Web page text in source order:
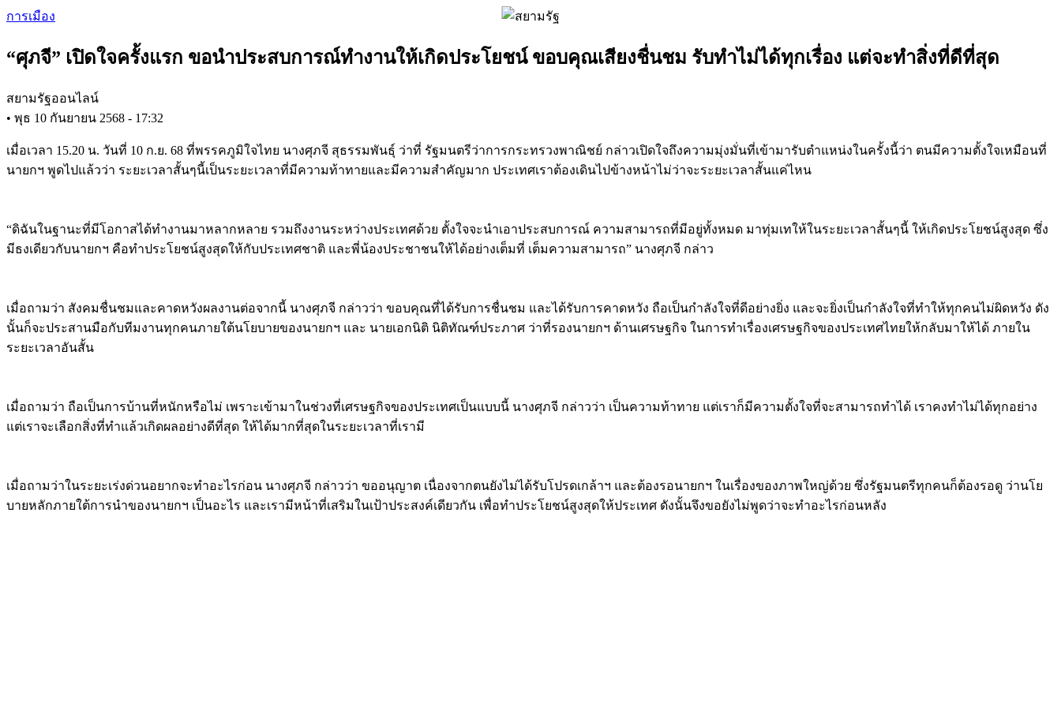
Skip
content
การเมือง
“ศุภจี” เปิดใจครั้งแรก ขอนำประสบการณ์ทำงานให้เกิดประโยชน์ ขอบคุณเสียงชื่นชม รับทำไม่ได้ทุกเรื่อง แต่จะทำสิ่งที่ดีที่สุด
สยามรัฐออนไลน์
• พุธ 10 กันยายน 2568 - 17:32
เมื่อเวลา 15.20 น. วันที่ 10 ก.ย. 68 ที่พรรคภูมิใจไทย นางศุภจี สุธรรมพันธุ์ ว่าที่ รัฐมนตรีว่าการกระทรวงพาณิชย์ กล่าวเปิดใจถึงความมุ่งมั่นที่เข้ามารับตำแหน่งในครั้งนี้ว่า ตนมีความตั้งใจเหมือนที่
นายกฯ พูดไปแล้วว่า ระยะเวลาสั้นๆนี้เป็นระยะเวลาที่มีความท้าทายและมีความสำคัญมาก ประเทศเราต้องเดินไปข้างหน้าไม่ว่าจะระยะเวลาสั้นแค่ไหน
“ดิฉันในฐานะที่มีโอกาสได้ทำงานมาหลากหลาย รวมถึงงานระหว่างประเทศด้วย ตั้งใจจะนำเอาประสบการณ์ ความสามารถที่มีอยู่ทั้งหมด มาทุ่มเทให้ในระยะเวลาสั้นๆนี้ ให้เกิดประโยชน์สูงสุด ซึ่ง
มีธงเดียวกับนายกฯ คือทำประโยชน์สูงสุดให้กับประเทศชาติ และพี่น้องประชาชนให้ได้อย่างเต็มที่ เต็มความสามารถ” นางศุภจี กล่าว
เมื่อถามว่า สังคมชื่นชมและคาดหวังผลงานต่อจากนี้ นางศุภจี กล่าวว่า ขอบคุณที่ได้รับการชื่นชม และได้รับการคาดหวัง ถือเป็นกำลังใจที่ดีอย่างยิ่ง และจะยิ่งเป็นกำลังใจที่ทำให้ทุกคนไม่ผิดหวัง ดัง
นั้นก็จะประสานมือกับทีมงานทุกคนภายใต้นโยบายของนายกฯ และ นายเอกนิติ นิติทัณฑ์ประภาศ ว่าที่รองนายกฯ ด้านเศรษฐกิจ ในการทำเรื่องเศรษฐกิจของประเทศไทยให้กลับมาให้ได้ ภายใน
ระยะเวลาอันสั้น
เมื่อถามว่า ถือเป็นการบ้านที่หนักหรือไม่ เพราะเข้ามาในช่วงที่เศรษฐกิจของประเทศเป็นแบบนี้ นางศุภจี กล่าวว่า เป็นความท้าทาย แต่เราก็มีความตั้งใจที่จะสามารถทำได้ เราคงทำไม่ได้ทุกอย่าง
แต่เราจะเลือกสิ่งที่ทำแล้วเกิดผลอย่างดีที่สุด ให้ได้มากที่สุดในระยะเวลาที่เรามี
เมื่อถามว่าในระยะเร่งด่วนอยากจะทำอะไรก่อน นางศุภจี กล่าวว่า ขออนุญาต เนื่องจากตนยังไม่ได้รับโปรดเกล้าฯ และต้องรอนายกฯ ในเรื่องของภาพใหญ่ด้วย ซึ่งรัฐมนตรีทุกคนก็ต้องรอดู ว่านโย
บายหลักภายใต้การนำของนายกฯ เป็นอะไร และเรามีหน้าที่เสริมในเป้าประสงค์เดียวกัน เพื่อทำประโยชน์สูงสุดให้ประเทศ ดังนั้นจึงขอยังไม่พูดว่าจะทำอะไรก่อนหลัง